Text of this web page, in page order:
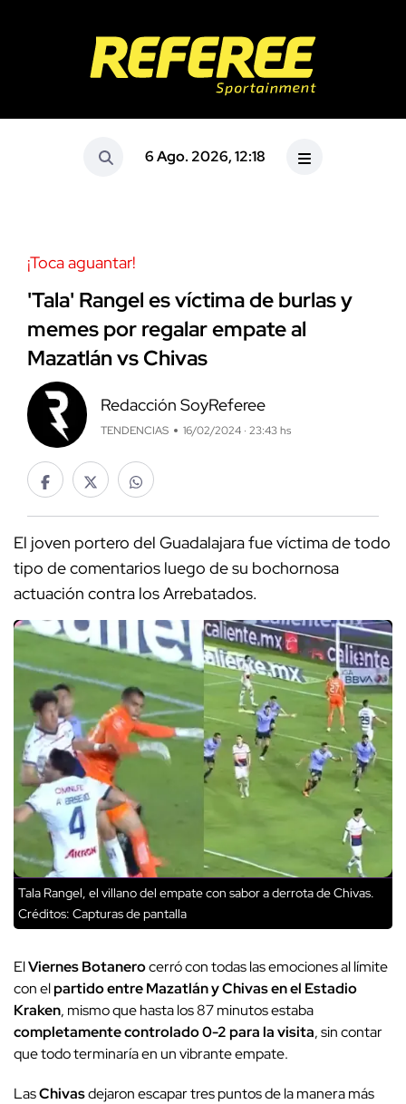
6 Ago. 2026, 12:18
¡Toca aguantar!
'Tala' Rangel es víctima de burlas y
memes por regalar empate al
Mazatlán vs Chivas
Redacción SoyReferee
TENDENCIAS 16/02/2024 · 23:43 hs
El joven portero del Guadalajara fue víctima de todo
tipo de comentarios luego de su bochornosa
actuación contra los Arrebatados.
Tala Rangel, el villano del empate con sabor a derrota de Chivas.
Créditos: Capturas de pantalla
ElViernes Botanerocerró con todas las emociones al límite
con elpartido entre Mazatlán y Chivas en el Estadio
Kraken, mismo que hasta los 87 minutos estaba
completamente controlado 0-2 para la visita, sin contar
que todo terminaría en un vibrante empate.
LasChivasdejaron escapar tres puntos de la manera más